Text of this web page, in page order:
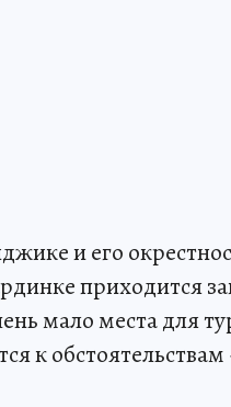
и его
приходится
мало места для
к